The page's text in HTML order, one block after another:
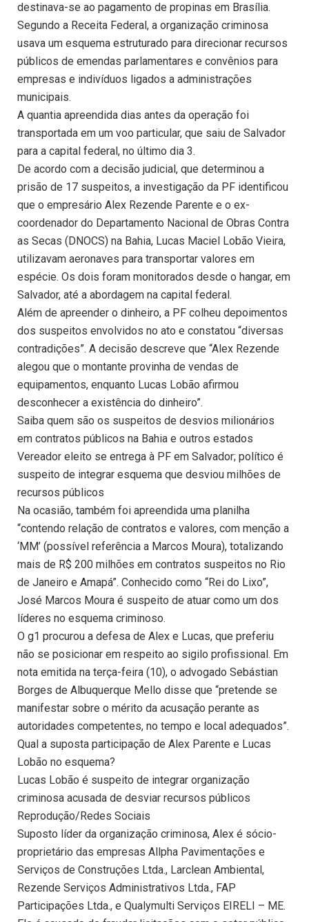
destinava-se ao pagamento de propinas em Brasília.
Segundo a Receita Federal, a organização criminosa
usava um esquema estruturado para direcionar recursos
públicos de emendas parlamentares e convênios para
empresas e indivíduos ligados a administrações
municipais.
A quantia apreendida dias antes da operação foi
transportada em um voo particular, que saiu de Salvador
para a capital federal, no último dia 3.
De acordo com a decisão judicial, que determinou a
prisão de 17 suspeitos, a investigação da PF identificou
que o empresário Alex Rezende Parente e o ex-
coordenador do Departamento Nacional de Obras Contra
as Secas (DNOCS) na Bahia, Lucas Maciel Lobão Vieira,
utilizavam aeronaves para transportar valores em
espécie. Os dois foram monitorados desde o hangar, em
Salvador, até a abordagem na capital federal.
Além de apreender o dinheiro, a PF colheu depoimentos
dos suspeitos envolvidos no ato e constatou “diversas
contradições”. A decisão descreve que “Alex Rezende
alegou que o montante provinha de vendas de
equipamentos, enquanto Lucas Lobão afirmou
desconhecer a existência do dinheiro”.
Saiba quem são os suspeitos de desvios milionários
em contratos públicos na Bahia e outros estados
Vereador eleito se entrega à PF em Salvador; político é
suspeito de integrar esquema que desviou milhões de
recursos públicos
Na ocasião, também foi apreendida uma planilha
“contendo relação de contratos e valores, com menção a
‘MM’ (possível referência a Marcos Moura), totalizando
mais de R$ 200 milhões em contratos suspeitos no Rio
de Janeiro e Amapá”. Conhecido como “Rei do Lixo”,
José Marcos Moura é suspeito de atuar como um dos
líderes no esquema criminoso.
O g1 procurou a defesa de Alex e Lucas, que preferiu
não se posicionar em respeito ao sigilo profissional. Em
nota emitida na terça-feira (10), o advogado Sebástian
Borges de Albuquerque Mello disse que “pretende se
manifestar sobre o mérito da acusação perante as
autoridades competentes, no tempo e local adequados”.
Qual a suposta participação de Alex Parente e Lucas
Lobão no esquema?
Lucas Lobão é suspeito de integrar organização
criminosa acusada de desviar recursos públicos
Reprodução/Redes Sociais
Suposto líder da organização criminosa, Alex é sócio-
proprietário das empresas Allpha Pavimentações e
Serviços de Construções Ltda., Larclean Ambiental,
Rezende Serviços Administrativos Ltda., FAP
Participações Ltda., e Qualymulti Serviços EIRELI – ME.